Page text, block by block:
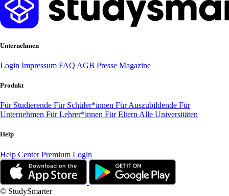
Unternehmen
Login Impressum FAQ AGB Presse Magazine
Produkt
Für Studierende Für Schüler*innen Für Auszubildende Für
Unternehmen Für Lehrer*innen Für Eltern Alle Universitäten
Help
Help CenterPremium Login
© StudySmarter